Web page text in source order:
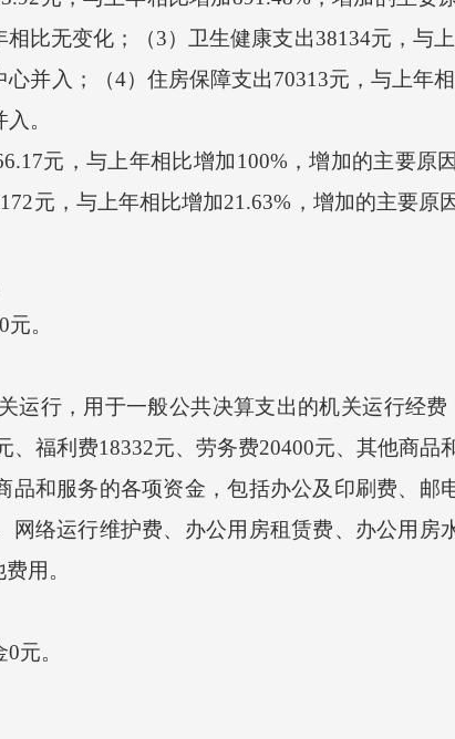
比无变化；（3）卫生健康支出38134元，与上
并入；（4）住房保障支出70313元，与上年
。
元，与上年相比增加100%，增加的主要原
元，与上年相比增加21.63%，增加的主要原
。
行，用于一般公共决算支出的机关运行经费
福利费18332元、劳务费20400元、其他商品
和服务的各项资金，包括办公及印刷费、邮
络运行维护费、办公用房租赁费、办公用房
用。
元。